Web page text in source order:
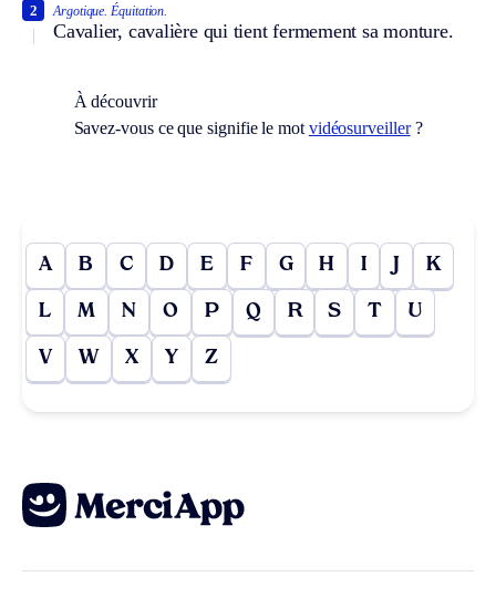
Argotique. Équitation.
Cavalier, cavalière qui tient fermement sa monture.
2
À découvrir
Savez-vous ce que signifie le mot vidéosurveiller?
A B C D E F G H I J K
L M N O P Q R S T U
V W X Y Z